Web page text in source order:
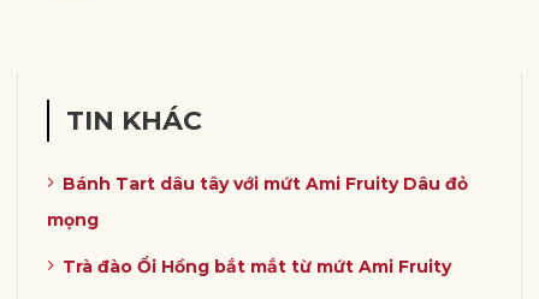
TIN KHÁC
Bánh Tart dâu tây với mứt Ami Fruity Dâu đỏ
mọng
Trà đào Ổi Hồng bắt mắt từ mứt Ami Fruity